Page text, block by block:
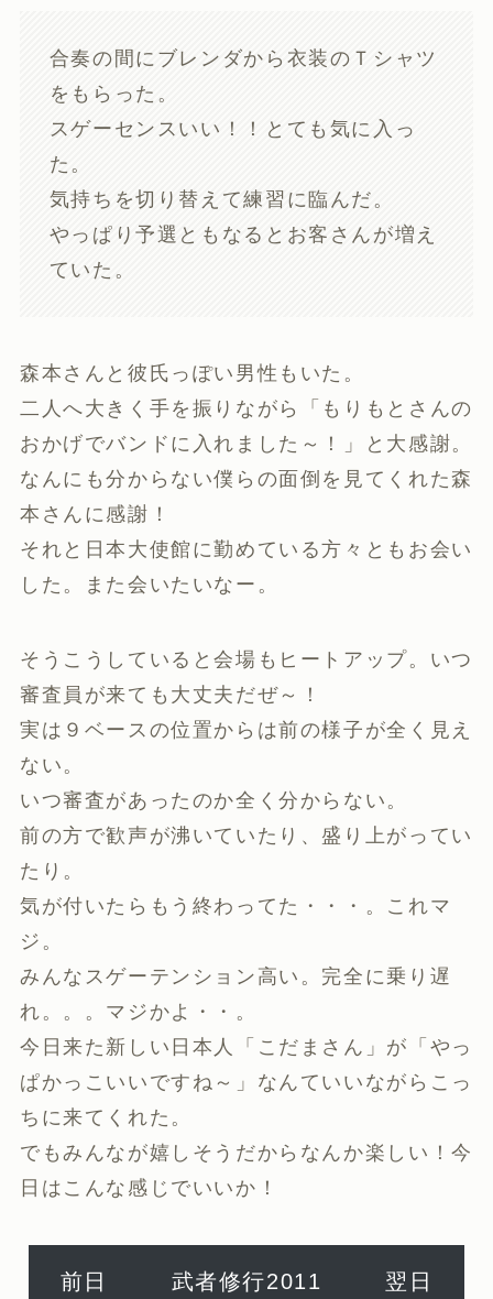
合奏の間にブレンダから衣装のＴシャツ
をもらった。
スゲーセンスいい！！とても気に入っ
た。
気持ちを切り替えて練習に臨んだ。
やっぱり予選ともなるとお客さんが増え
ていた。
森本さんと彼氏っぽい男性もいた。
二人へ大きく手を振りながら「もりもとさんの
おかげでバンドに入れました～！」と大感謝。
なんにも分からない僕らの面倒を見てくれた森
本さんに感謝！
それと日本大使館に勤めている方々ともお会い
した。また会いたいなー。
そうこうしていると会場もヒートアップ。いつ
審査員が来ても大丈夫だぜ～！
実は９ベースの位置からは前の様子が全く見え
ない。
いつ審査があったのか全く分からない。
前の方で歓声が沸いていたり、盛り上がってい
たり。
気が付いたらもう終わってた・・・。これマ
ジ。
みんなスゲーテンション高い。完全に乗り遅
れ。。。マジかよ・・。
今日来た新しい日本人「こだまさん」が「やっ
ぱかっこいいですね～」なんていいながらこっ
ちに来てくれた。
でもみんなが嬉しそうだからなんか楽しい！今
日はこんな感じでいいか！
前日 武者修行2011 翌日